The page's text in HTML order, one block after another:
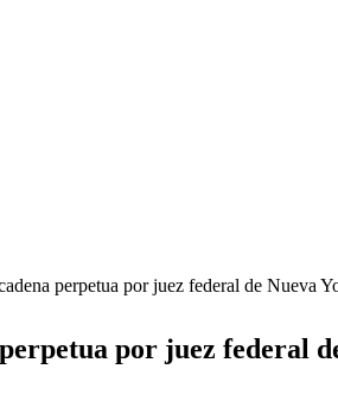
perpetua por juez federal de Nueva
por juez federal